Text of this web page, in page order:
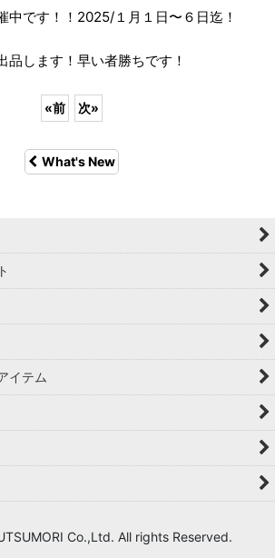
中です！！2025/１月１日〜６日迄！
品します！早い者勝ちです！
«前 次»
What's New
イテム
Co.,Ltd. All rights Reserved.